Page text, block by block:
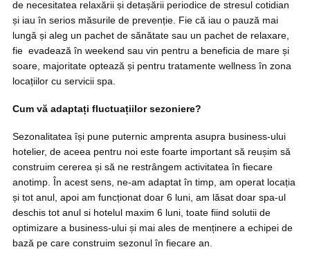
de necesitatea relaxării și detașării periodice de stresul cotidian
și iau în serios măsurile de prevenție. Fie că iau o pauză mai
lungă și aleg un pachet de sănătate sau un pachet de relaxare,
fie evadează în weekend sau vin pentru a beneficia de mare și
soare, majoritate optează și pentru tratamente wellness în zona
locațiilor cu servicii spa.
Cum vă adaptați fluctuațiilor sezoniere?
Sezonalitatea își pune puternic amprenta asupra business-ului
hotelier, de aceea pentru noi este foarte important să reușim să
construim cererea și să ne restrângem activitatea în fiecare
anotimp. În acest sens, ne-am adaptat în timp, am operat locația
și tot anul, apoi am funcționat doar 6 luni, am lăsat doar spa-ul
deschis tot anul si hotelul maxim 6 luni, toate fiind solutii de
optimizare a business-ului și mai ales de menținere a echipei de
bază pe care construim sezonul în fiecare an.